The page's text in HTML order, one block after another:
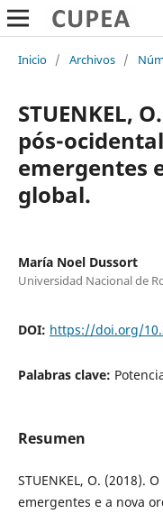
Inicio / Archivos /
STUENKEL,
pós-
emergentes
global.
María Noel Dussort
Universidad Nacional de
DOI: https://doi.org/
Palabras clave:
Resumen
STUENKEL, O. (2018).
emergentes e a nova